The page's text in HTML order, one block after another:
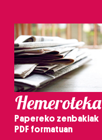
Hemeroteka
Papereko zenbakiak
PDF formatuan